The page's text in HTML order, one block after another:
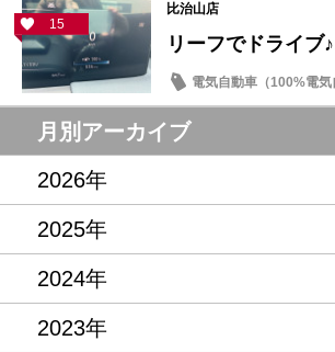
15
比治山店
リーフでドライブ
電気自動車（100%電気
月別アーカイブ
2026年
2025年
2024年
2023年